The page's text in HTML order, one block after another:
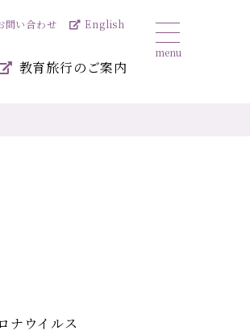
問い合わせ English
教育旅行のご案内
ナウイルス